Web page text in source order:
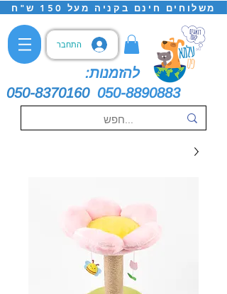
משלוחים חינם בקניה מעל 150 ש"ח
התחבר
להזמנות:
050-8370160 050-8890883